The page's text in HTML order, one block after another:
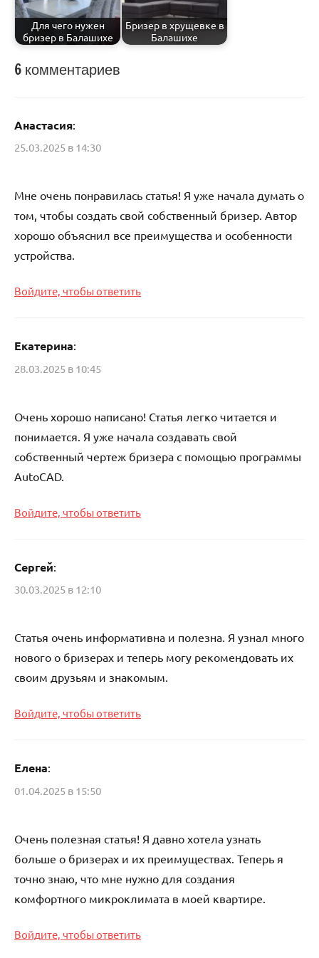
Для чего нужен
бризер в Балашихе
Бризер в хрущевке в
Балашихе
6 комментариев
Анастасия:
25.03.2025 в 14:30
Мне очень понравилась статья! Я уже начала думать о
том, чтобы создать свой собственный бризер. Автор
хорошо объяснил все преимущества и особенности
устройства.
Войдите, чтобы ответить
Екатерина:
28.03.2025 в 10:45
Очень хорошо написано! Статья легко читается и
понимается. Я уже начала создавать свой
собственный чертеж бризера с помощью программы
AutoCAD.
Войдите, чтобы ответить
Сергей:
30.03.2025 в 12:10
Статья очень информативна и полезна. Я узнал много
нового о бризерах и теперь могу рекомендовать их
своим друзьям и знакомым.
Войдите, чтобы ответить
Елена:
01.04.2025 в 15:50
Очень полезная статья! Я давно хотела узнать
больше о бризерах и их преимуществах. Теперь я
точно знаю, что мне нужно для создания
комфортного микроклимата в моей квартире.
Войдите, чтобы ответить